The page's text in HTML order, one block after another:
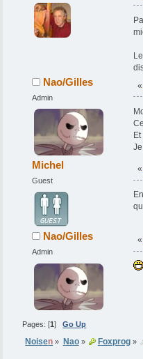
Nao/Gilles
Admin
Michel
Guest
Nao/Gilles
Admin
Pages: [1]Go Up
Noisen » Nao» Foxprog»